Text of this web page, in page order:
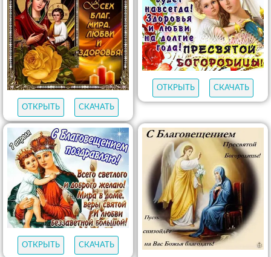
ОТКРЫТЬ СКАЧАТЬ
ОТКРЫТЬ СКАЧАТЬ
ОТКРЫТЬ СКАЧАТЬ